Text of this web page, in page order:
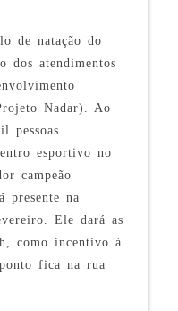
de natação do
dos atendimentos
Nadar). Ao
pessoas
esportivo no
campeão
presente na
Ele dará as
como incentivo à
fica na rua